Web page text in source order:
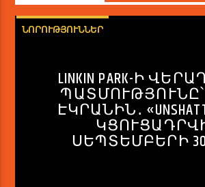
ՆՈՐՈՒԹՅՈՒՆՆԵՐ
LINKIN PARK-Ի
ԷԿՐԱՆԻՆ․
ՍԵՊՏԵՄԲԵՐԻ